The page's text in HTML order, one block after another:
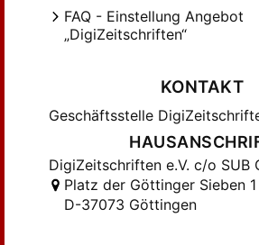
FAQ - Einstellung Angebot
„DigiZeitschriften“
KONTAKT
Geschäftsstelle
DigiZeitschriften e.V. c/o SUB
Platz der Göttinger Sieben 1
D-37073 Göttingen